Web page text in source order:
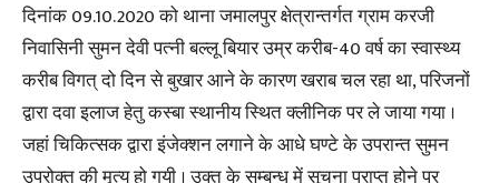
दिनांक 09.10.2020 को थाना जमालपुर क्षेत्रान्तर्गत ग्राम करजी
निवासिनी सुमन देवी पत्नी बल्लू बियार उम्र करीब-40 वर्ष का स्वास्थ्य
करीब विगत् दो दिन से बुखार आने के कारण खराब चल रहा था, परिजनों
द्वारा दवा इलाज हेतु कस्बा स्थानीय स्थित क्लीनिक पर ले जाया गया ।
जहां चिकित्सक द्वारा इंजेक्शन लगाने के आधे घण्टे के उपरान्त सुमन